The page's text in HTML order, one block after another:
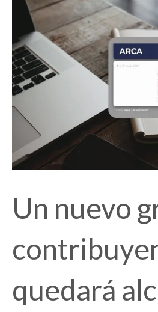
Un nuevo
quedará